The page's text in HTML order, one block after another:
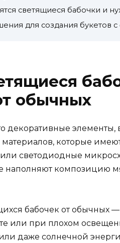
светящиеся бабочки и
для создания букетов
обычных
декоративные элементы,
которые
светодиодные
наполняют композицию
бабочек от обычных —
или при плохом
даже солнечной